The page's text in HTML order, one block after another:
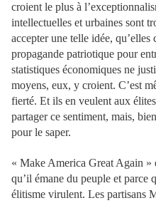
croient le plus à
intellectuelles et urbaines sont
accepter une telle idée,
propagande patriotique pour
statistiques économiques ne
moyens, eux, y croient. C’est
fierté. Et ils en veulent aux
partager ce sentiment, mais,
pour le saper.
« Make America Great Again »
qu’il émane du peuple et parce
élitisme virulent. Les partisans